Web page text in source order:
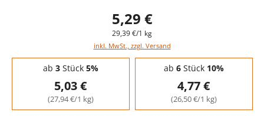
5,29 €
29,39 €/1 kg
inkl. MwSt., zzgl. Versand
Staffelpreise - Mengenrabatt
ab 3Stück 5%
5,03 €
(27,94 €/1 kg)
ab 6Stück 10%
4,77 €
(26,50 €/1 kg)